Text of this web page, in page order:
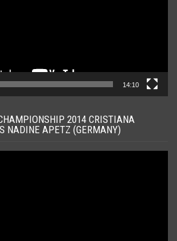
14:10
2014 CRISTIANA
NADINE APETZ (GERMANY)